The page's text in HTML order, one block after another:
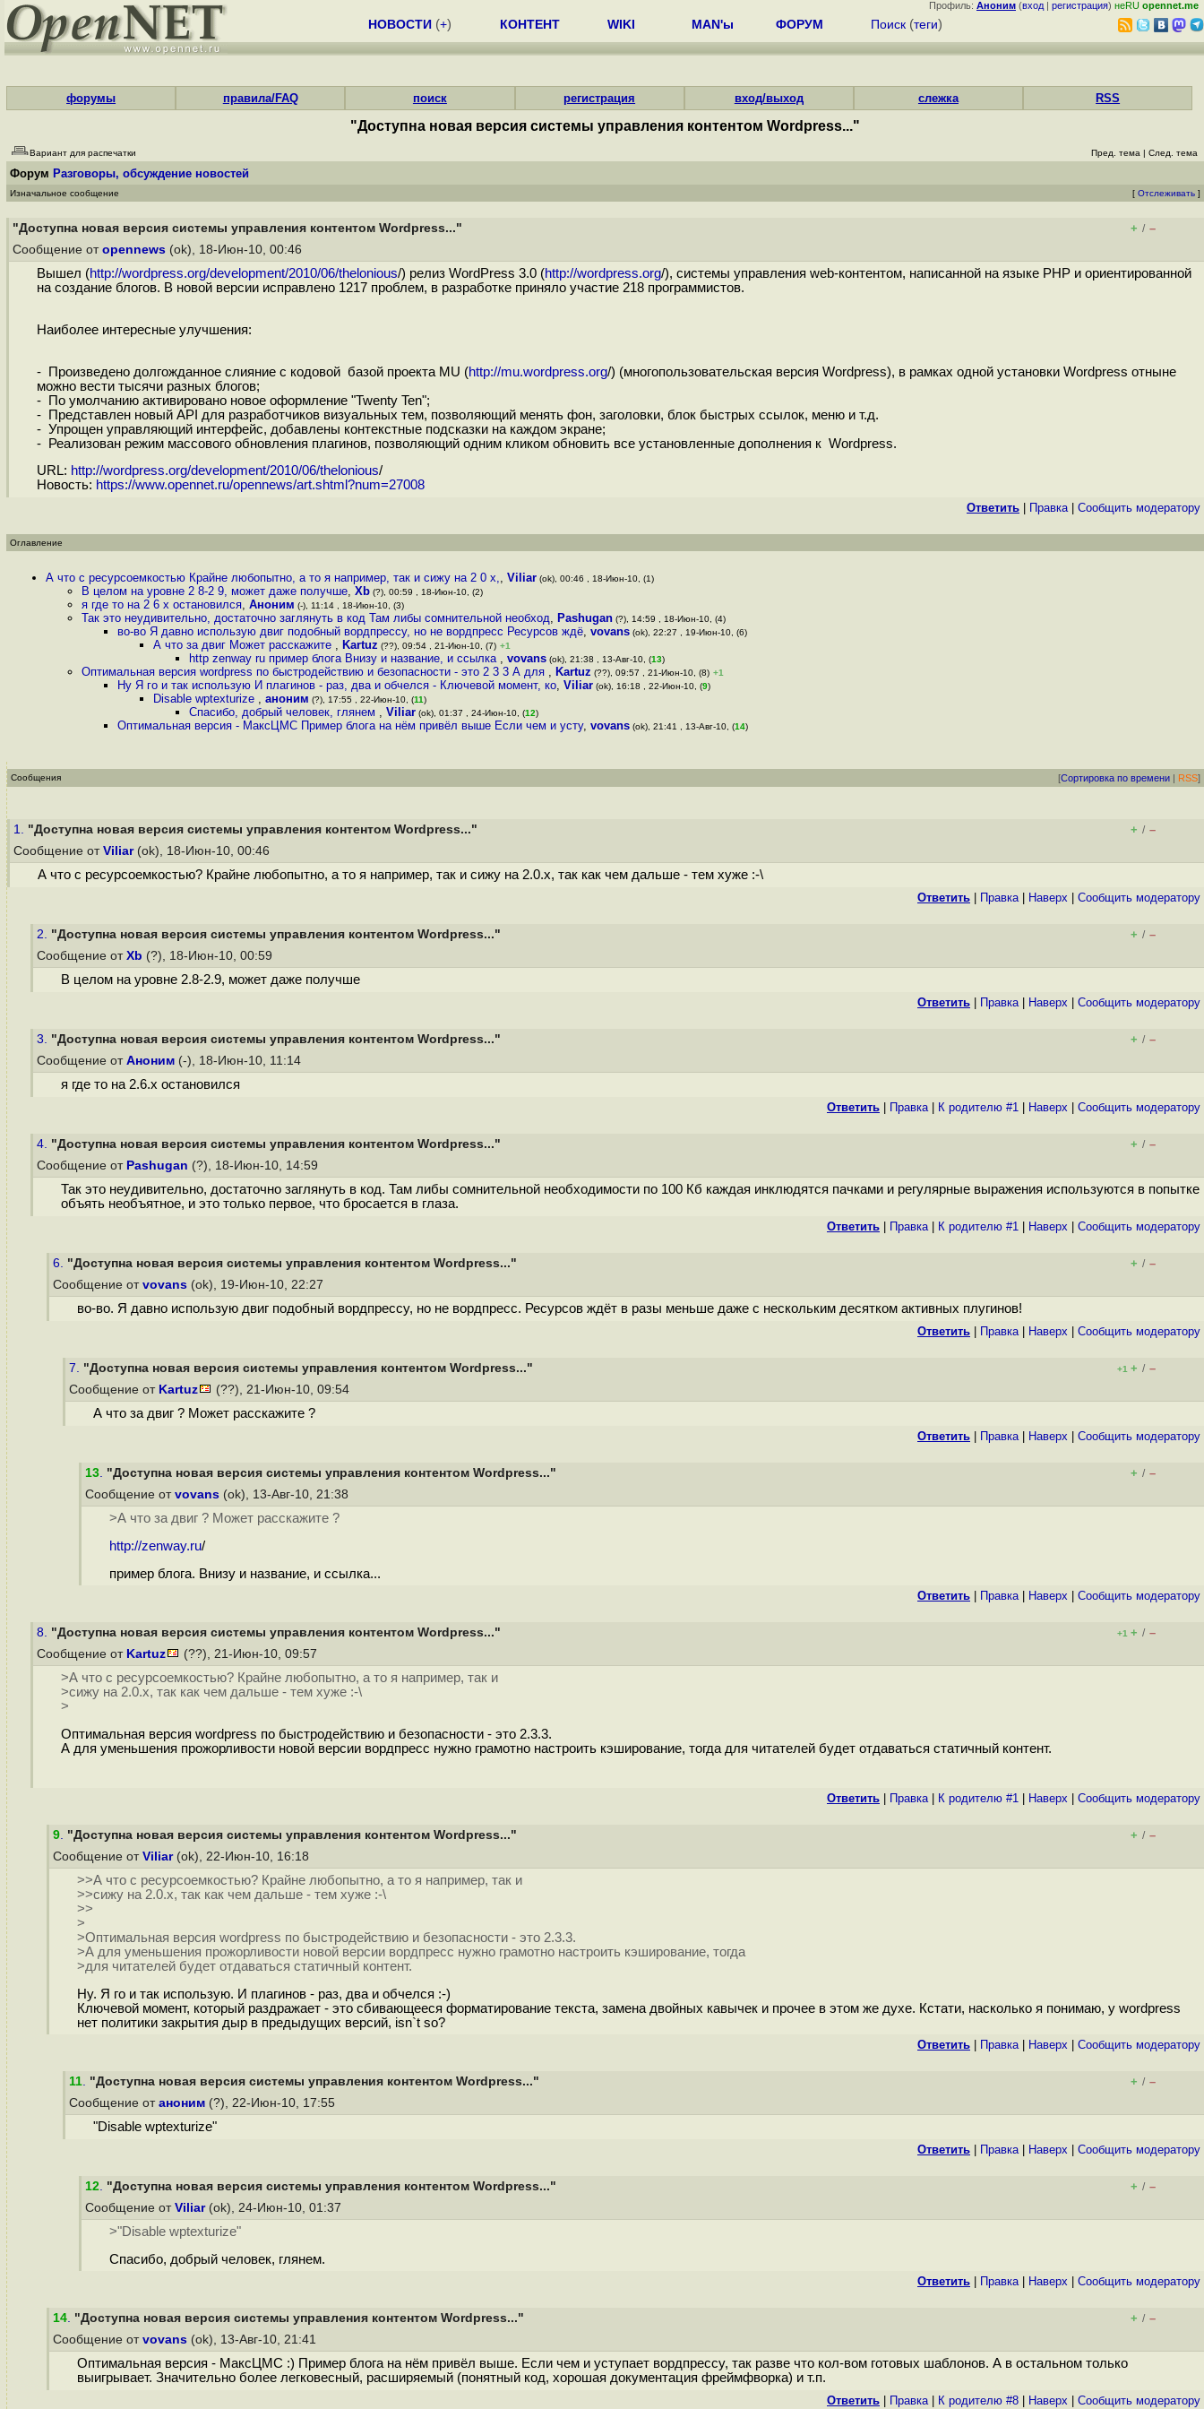
Профиль: Аноним (вход | регистрация) неRU opennet.me
НОВОСТИ (+) КОНТЕНТ WIKI MAN'ы ФОРУМ Поиск (теги)
форумы правила/FAQ поиск регистрация вход/выход слежка RSS
"Доступна новая версия системы управления контентом Wordpress..."
Вариант для распечатки Пред. тема | След. тема
Форум Разговоры, обсуждение новостей
Изначальное сообщение [ Отслеживать ]
"Доступна новая версия системы управления контентом Wordpress..." + / –
Сообщение от opennews (ok), 18-Июн-10, 00:46
Вышел (http://wordpress.org/development/2010/06/thelonious/) релиз WordPress 3.0 (http://wordpress.org/), системы управления web-контентом, написанной на языке PHP и ориентированной
на создание блогов. В новой версии исправлено 1217 проблем, в разработке приняло участие 218 программистов.
Наиболее интересные улучшения:
- Произведено долгожданное слияние с кодовой базой проекта MU (http://mu.wordpress.org/) (многопользовательская версия Wordpress), в рамках одной установки Wordpress отныне
можно вести тысячи разных блогов;
- По умолчанию активировано новое оформление "Twenty Ten";
- Представлен новый API для разработчиков визуальных тем, позволяющий менять фон, заголовки, блок быстрых ссылок, меню и т.д.
- Упрощен управляющий интерфейс, добавлены контекстные подсказки на каждом экране;
- Реализован режим массового обновления плагинов, позволяющий одним кликом обновить все установленные дополнения к Wordpress.
URL: http://wordpress.org/development/2010/06/thelonious/
Новость: https://www.opennet.ru/opennews/art.shtml?num=27008
Ответить Правка| Cообщить модератору
Оглавление
А что с ресурсоемкостью Крайне любопытно, а то я например, так и сижу на 2 0 x,, Viliar (ok), 00:46 , 18-Июн-10, (1)
В целом на уровне 2 8-2 9, может даже получше, Xb (?), 00:59 , 18-Июн-10, (2)
я где то на 2 6 x остановился, Аноним (-), 11:14 , 18-Июн-10, (3)
Так это неудивительно, достаточно заглянуть в код Там либы сомнительной необход, Pashugan (?), 14:59 , 18-Июн-10, (4)
во-во Я давно использую двиг подобный вордпрессу, но не вордпресс Ресурсов ждё, vovans (ok), 22:27 , 19-Июн-10, (6)
А что за двиг Может расскажите , Kartuz (??), 09:54 , 21-Июн-10, (7) +1
http zenway ru пример блога Внизу и название, и ссылка , vovans (ok), 21:38 , 13-Авг-10, (13)
Оптимальная версия wordpress по быстродействию и безопасности - это 2 3 3 А для , Kartuz (??), 09:57 , 21-Июн-10, (8) +1
Ну Я го и так использую И плагинов - раз, два и обчелся - Ключевой момент, ко, Viliar (ok), 16:18 , 22-Июн-10, (9)
Disable wptexturize , аноним (?), 17:55 , 22-Июн-10, (11)
Спасибо, добрый человек, глянем , Viliar (ok), 01:37 , 24-Июн-10, (12)
Оптимальная версия - МаксЦМС Пример блога на нём привёл выше Если чем и усту, vovans (ok), 21:41 , 13-Авг-10, (14)
Сообщения [Сортировка по времени | RSS]
1. "Доступна новая версия системы управления контентом Wordpress..." + / –
Сообщение от Viliar(ok), 18-Июн-10, 00:46
А что с ресурсоемкостью? Крайне любопытно, а то я например, так и сижу на 2.0.x, так как чем дальше - тем хуже :-\
Ответить Правка| Наверх Cообщить модератору
2. "Доступна новая версия системы управления контентом Wordpress..." + / –
Сообщение от Xb (?), 18-Июн-10, 00:59
В целом на уровне 2.8-2.9, может даже получше
Ответить Правка| Наверх Cообщить модератору
3. "Доступна новая версия системы управления контентом Wordpress..." + / –
Сообщение от Аноним (-), 18-Июн-10, 11:14
я где то на 2.6.x остановился
Ответить Правка| К родителю #1 Наверх Cообщить модератору
4. "Доступна новая версия системы управления контентом Wordpress..." + / –
Сообщение от Pashugan (?), 18-Июн-10, 14:59
Так это неудивительно, достаточно заглянуть в код. Там либы сомнительной необходимости по 100 Кб каждая инклюдятся пачками и регулярные выражения используются в попытке
объять необъятное, и это только первое, что бросается в глаза.
Ответить Правка| К родителю #1 Наверх Cообщить модератору
6. "Доступна новая версия системы управления контентом Wordpress..." + / –
Сообщение от vovans (ok), 19-Июн-10, 22:27
во-во. Я давно использую двиг подобный вордпрессу, но не вордпресс. Ресурсов ждёт в разы меньше даже с нескольким десятком активных плугинов!
Ответить Правка| Наверх Cообщить модератору
7. "Доступна новая версия системы управления контентом Wordpress..." +1 + / –
Сообщение от Kartuz (??), 21-Июн-10, 09:54
А что за двиг ? Может расскажите ?
Ответить Правка| Наверх Cообщить модератору
13. "Доступна новая версия системы управления контентом Wordpress..." + / –
Сообщение от vovans (ok), 13-Авг-10, 21:38
>А что за двиг ? Может расскажите ?
http://zenway.ru/
пример блога. Внизу и название, и ссылка...
Ответить Правка| Наверх Cообщить модератору
8. "Доступна новая версия системы управления контентом Wordpress..." +1 + / –
Сообщение от Kartuz (??), 21-Июн-10, 09:57
>А что с ресурсоемкостью? Крайне любопытно, а то я например, так и
>сижу на 2.0.x, так как чем дальше - тем хуже :-\
>
Оптимальная версия wordpress по быстродействию и безопасности - это 2.3.3.
А для уменьшения прожорливости новой версии вордпресс нужно грамотно настроить кэширование, тогда для читателей будет отдаваться статичный контент.
Ответить Правка| К родителю #1 Наверх Cообщить модератору
9. "Доступна новая версия системы управления контентом Wordpress..." + / –
Сообщение от Viliar(ok), 22-Июн-10, 16:18
>>А что с ресурсоемкостью? Крайне любопытно, а то я например, так и
>>сижу на 2.0.x, так как чем дальше - тем хуже :-\
>>
>
>Оптимальная версия wordpress по быстродействию и безопасности - это 2.3.3.
>А для уменьшения прожорливости новой версии вордпресс нужно грамотно настроить кэширование, тогда
>для читателей будет отдаваться статичный контент.
Ну. Я го и так использую. И плагинов - раз, два и обчелся :-)
Ключевой момент, который раздражает - это сбивающееся форматирование текста, замена двойных кавычек и прочее в этом же духе. Кстати, насколько я понимаю, у wordpress
нет политики закрытия дыр в предыдущих версий, isn`t so?
Ответить Правка| Наверх Cообщить модератору
11. "Доступна новая версия системы управления контентом Wordpress..." + / –
Сообщение от аноним (?), 22-Июн-10, 17:55
"Disable wptexturize"
Ответить Правка| Наверх Cообщить модератору
12. "Доступна новая версия системы управления контентом Wordpress..." + / –
Сообщение от Viliar(ok), 24-Июн-10, 01:37
>"Disable wptexturize"
Спасибо, добрый человек, глянем.
Ответить Правка| Наверх Cообщить модератору
14. "Доступна новая версия системы управления контентом Wordpress..." + / –
Сообщение от vovans (ok), 13-Авг-10, 21:41
Оптимальная версия - МаксЦМС :) Пример блога на нём привёл выше. Если чем и уступает вордпрессу, так разве что кол-вом готовых шаблонов. А в остальном только
выигрывает. Значительно более легковесный, расширяемый (понятный код, хорошая документация фреймфворка) и т.п.
Ответить Правка| К родителю #8 Наверх Cообщить модератору